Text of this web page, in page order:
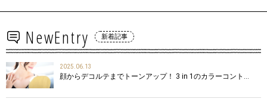
NewEntry 新着記事
2025.06.13
顔からデコルテまでトーンアップ！ 3 in 1のカラーコント…